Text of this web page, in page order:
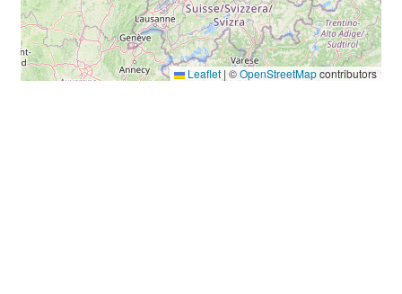
Leaflet | ©OpenStreetMapcontributors